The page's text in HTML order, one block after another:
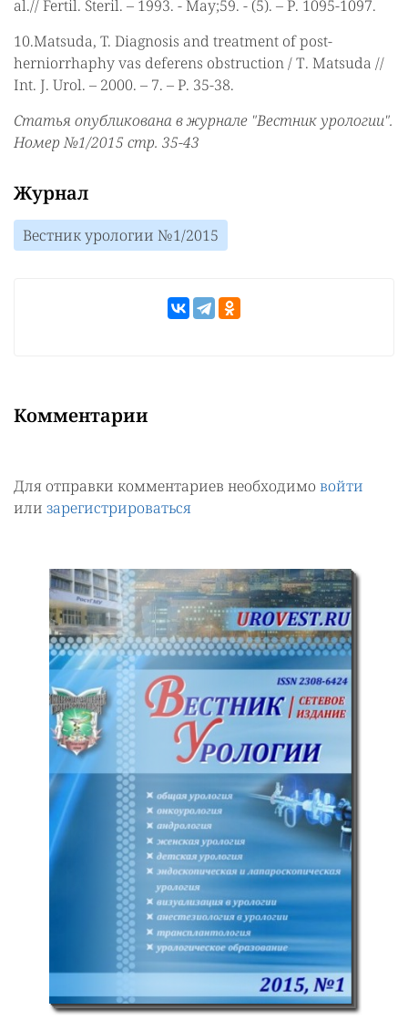
al.// Fertil. Steril. – 1993. - May;59. - (5). – Р. 1095-1097.
10.Matsuda, T. Diagnosis and treatment of post-
herniorrhaphy vas deferens obstruction / Т. Matsuda //
Int. J. Urol. – 2000. – 7. – Р. 35-38.
Статья опубликована в журнале "Вестник урологии".
Номер №1/2015 стр. 35-43
Журнал
Вестник урологии №1/2015
Комментарии
Для отправки комментариев необходимо войти
или зарегистрироваться